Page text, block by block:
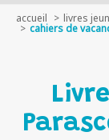
accueil livres
cahiers de